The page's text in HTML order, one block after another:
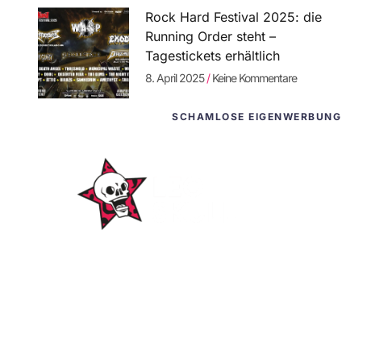
Rock Hard Festival 2025: die
Running Order steht –
Tagestickets erhältlich
8. April 2025 Keine Kommentare
SCHAMLOSE EIGENWERBUNG